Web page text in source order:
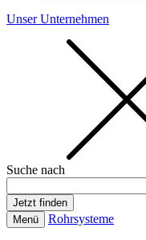
Unser Unternehmen
Suche nach
Menü Rohrsysteme